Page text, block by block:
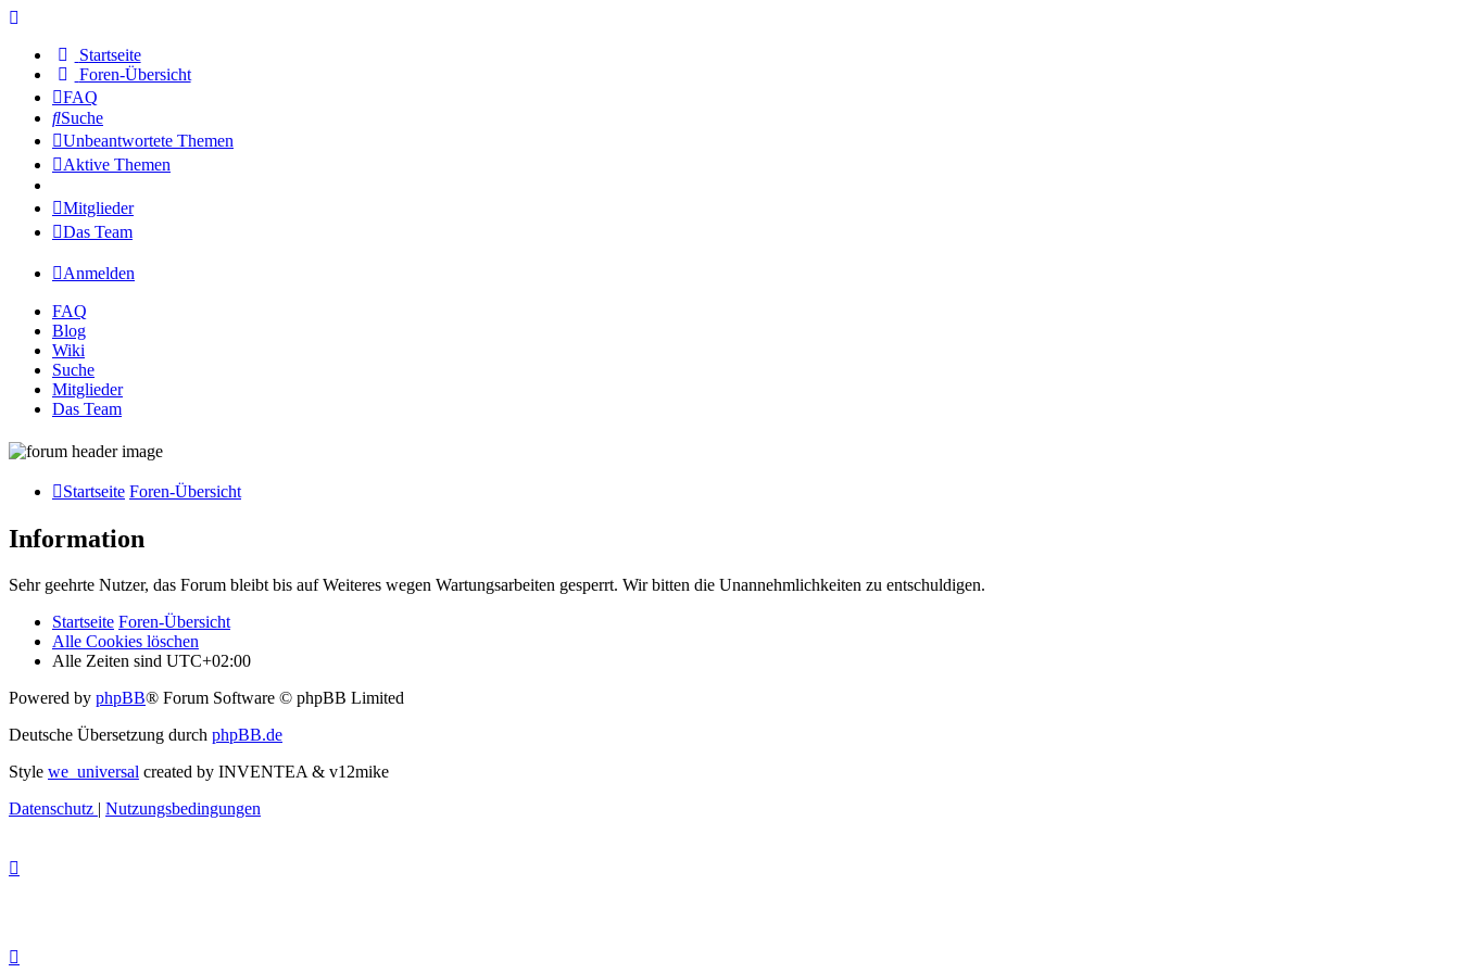
Startseite
Foren-Übersicht
FAQ
Suche
Unbeantwortete Themen
Aktive Themen
Mitglieder
Das Team
Anmelden
FAQ
Blog
Wiki
Suche
Mitglieder
Das Team
Startseite Foren-Übersicht
Information
Sehr geehrte Nutzer, das Forum bleibt bis auf Weiteres wegen Wartungsarbeiten gesperrt. Wir bitten die Unannehmlichkeiten zu entschuldigen.
Startseite Foren-Übersicht
Alle Cookies löschen
Alle Zeiten sind UTC+02:00
Powered by phpBB® Forum Software © phpBB Limited
Deutsche Übersetzung durch phpBB.de
Style we_universal created by INVENTEA & v12mike
Datenschutz | Nutzungsbedingungen